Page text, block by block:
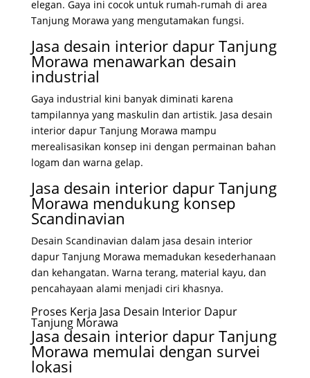
elegan. Gaya ini cocok untuk rumah-rumah di area
Tanjung Morawa yang mengutamakan fungsi.
Jasa desain interior dapur Tanjung
Morawa menawarkan desain
industrial
Gaya industrial kini banyak diminati karena
tampilannya yang maskulin dan artistik. Jasa desain
interior dapur Tanjung Morawa mampu
merealisasikan konsep ini dengan permainan bahan
logam dan warna gelap.
Jasa desain interior dapur Tanjung
Morawa mendukung konsep
Scandinavian
Desain Scandinavian dalam jasa desain interior
dapur Tanjung Morawa memadukan kesederhanaan
dan kehangatan. Warna terang, material kayu, dan
pencahayaan alami menjadi ciri khasnya.
Proses Kerja Jasa Desain Interior Dapur
Tanjung Morawa
Jasa desain interior dapur Tanjung
Morawa memulai dengan survei
lokasi